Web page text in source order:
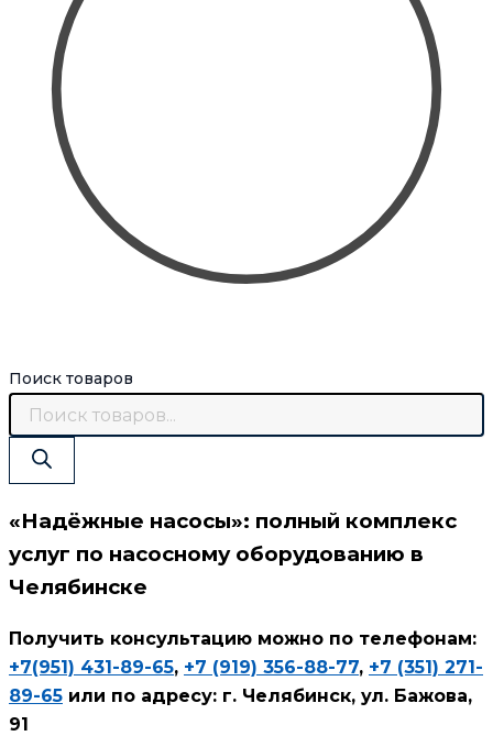
Поиск товаров
«Надёжные насосы»: полный комплекс
услуг по насосному оборудованию в
Челябинске
Получить консультацию можно по телефонам:
+7(951) 431-89-65, +7 (919) 356-88-77, +7 (351) 271-
89-65 или по адресу: г. Челябинск, ул. Бажова,
91